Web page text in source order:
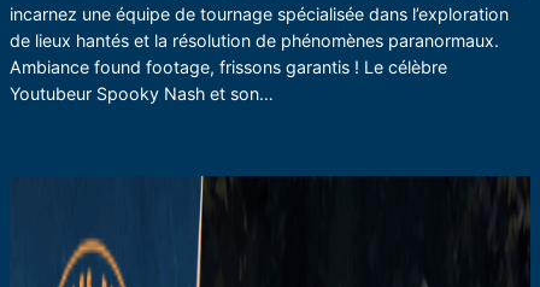
incarnez une équipe de tournage spécialisée dans l’exploration
de lieux hantés et la résolution de phénomènes paranormaux.
Ambiance found footage, frissons garantis ! Le célèbre
Youtubeur Spooky Nash et son…